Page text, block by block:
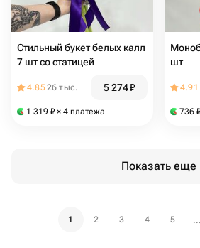
Стильный букет белых калл
7 шт со статицей
4.8526 тыс. 5 274₽
1 319 ₽ × 4 платежа
шт
4.91
736 ₽
Показать еще
1 2 3 4 5 ...